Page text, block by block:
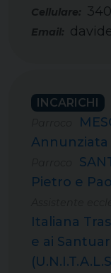
Cellulare:
Email:
INCARICHI
Annunziata
Pietro e
Italiana
e ai